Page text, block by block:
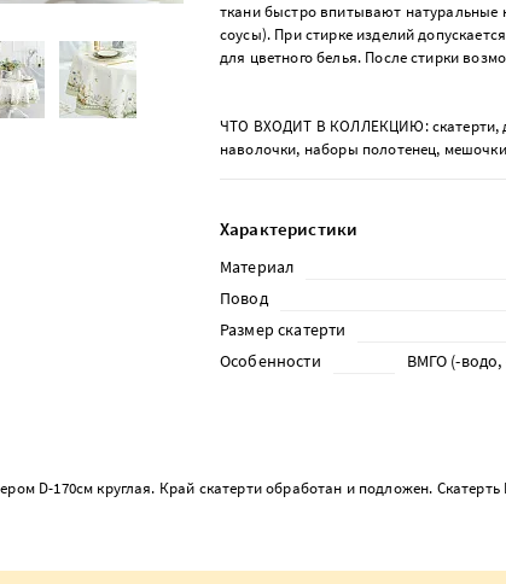
ткани быстро впитывают натуральные
соусы). При стирке изделий
для цветного белья. После стирки
ЧТО ВХОДИТ В КОЛЛЕКЦИЮ: скатерти,
наволочки, наборы полотенец,
Характеристики
Материал
Повод
Размер скатерти
Особенности
ВМГО (-водо,
D-170см круглая. Край скатерти обработан и подложен. Скатерть